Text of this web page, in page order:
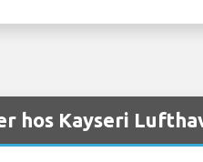
hos Kayseri